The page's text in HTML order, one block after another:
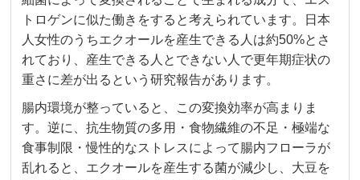
トロゲンに似た働きをすると考えられています。日本
人女性のうちエクオールを産生できる人は約50%とさ
れており、産生できる人とできない人で更年期症状の
重さに差が出るという研究報告があります。
腸内環境が整っていると、この変換効率が高まりま
す。逆に、抗生物質の多用・食物繊維の不足・極端な
食事制限・慢性的なストレスによって腸内フローラが
乱れると、エクオールを産生する菌が減少し、大豆を